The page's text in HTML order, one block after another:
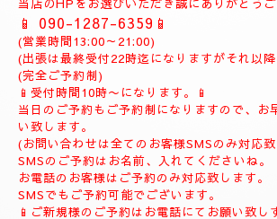
💎ご予約制💎
お電話 ( 090-1287-6359
(事前の完全ご予約制)
当日でもご予約可能でございます。
10時よりお電話でご予約の受付致しま
(土曜日は9時よりお電話受付致しま
お時間の完全ご予約制になります。
(ご予約は完全ご予約制です。)
❖❖❖❖❖❖❖❖❖❖❖❖❖❖❖❖